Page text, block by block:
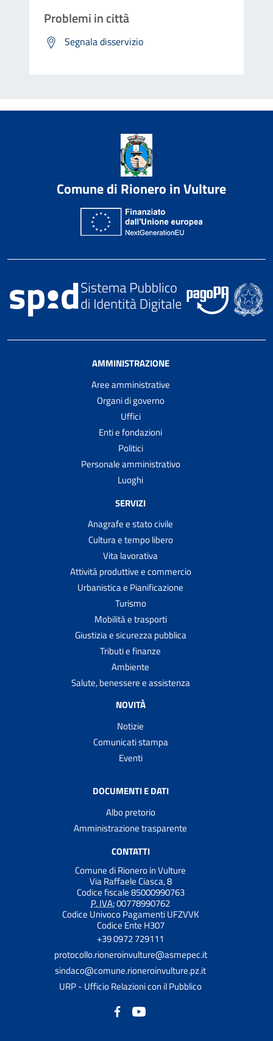
Problemi in città
Segnala disservizio
Comune di Rionero in Vulture
AMMINISTRAZIONE
Aree amministrative
Organi di governo
Uffici
Enti e fondazioni
Politici
Personale amministrativo
Luoghi
SERVIZI
Anagrafe e stato civile
Cultura e tempo libero
Vita lavorativa
Attività produttive e commercio
Urbanistica e Pianificazione
Turismo
Mobilità e trasporti
Giustizia e sicurezza pubblica
Tributi e finanze
Ambiente
Salute, benessere e assistenza
NOVITÀ
Notizie
Comunicati stampa
Eventi
DOCUMENTI E DATI
Albo pretorio
Amministrazione trasparente
CONTATTI
Comune di Rionero in Vulture
Via Raffaele Ciasca, 8
Codice fiscale 85000990763
P. IVA:00778990762
Codice Univoco Pagamenti UFZVVK
Codice Ente H307
+39 0972 729111
protocollo.rioneroinvulture@asmepec.it
sindaco@comune.rioneroinvulture.pz.it
URP - Ufficio Relazioni con il Pubblico